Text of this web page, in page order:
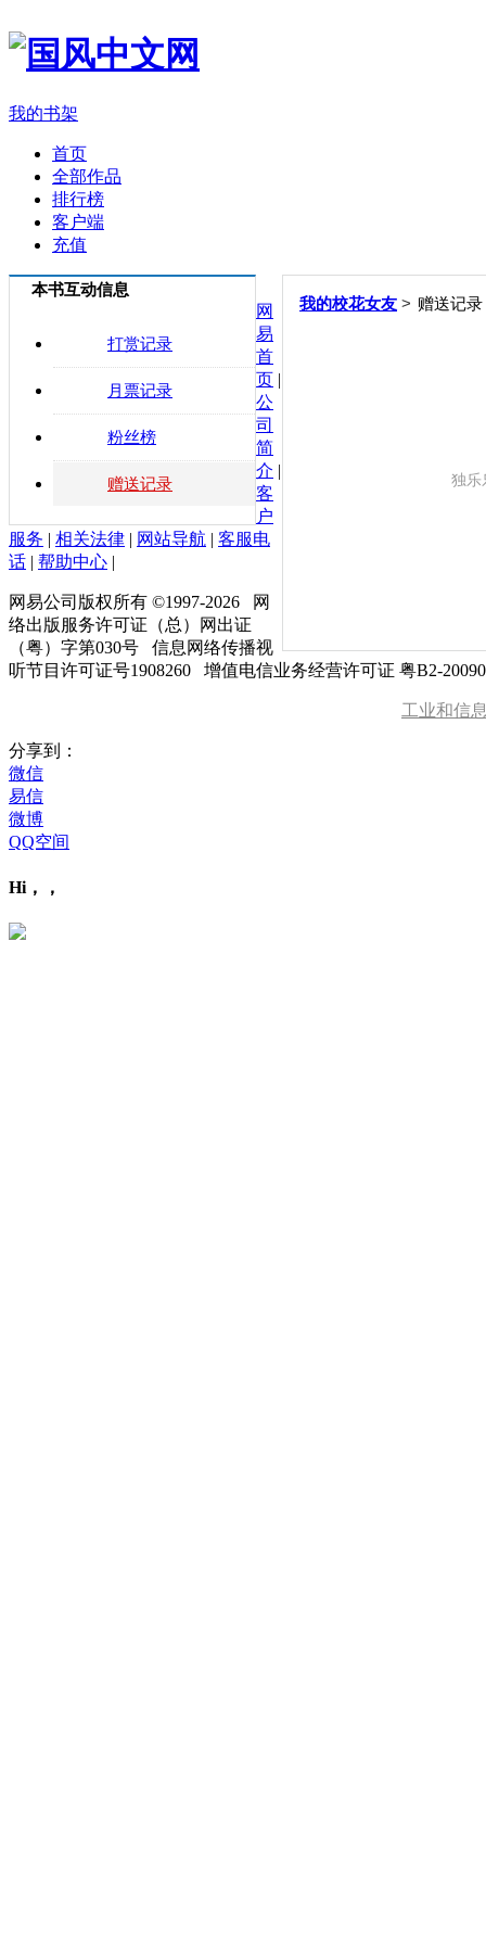
我的书架
首页
全部作品
排行榜
客户端
充值
本书互动信息
打赏记录
月票记录
粉丝榜
赠送记录
我的校花女友 > 赠送记录
独乐
网
易
首
页 |
公
司
简
介 |
客
户
服务 | 相关法律 | 网站导航 | 客服电
话 | 帮助中心 |
网易公司版权所有 ©1997-2026 网
络出版服务许可证（总）网出证
（粤）字第030号 信息网络传播视
听节目许可证号1908260 增值电信业务经营许可证 粤B2-
工业和信
分享到：
微信
易信
微博
QQ空间
Hi，，